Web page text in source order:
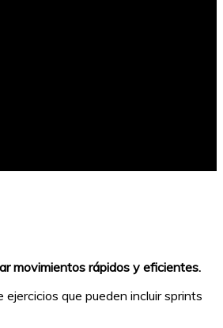
movimientos rápidos y eficientes.
que pueden incluir sprints